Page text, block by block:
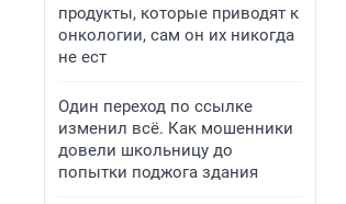
продукты, которые приводят к
онкологии, сам он их никогда
не ест
Один переход по ссылке
изменил всё. Как мошенники
довели школьницу до
попытки поджога здания